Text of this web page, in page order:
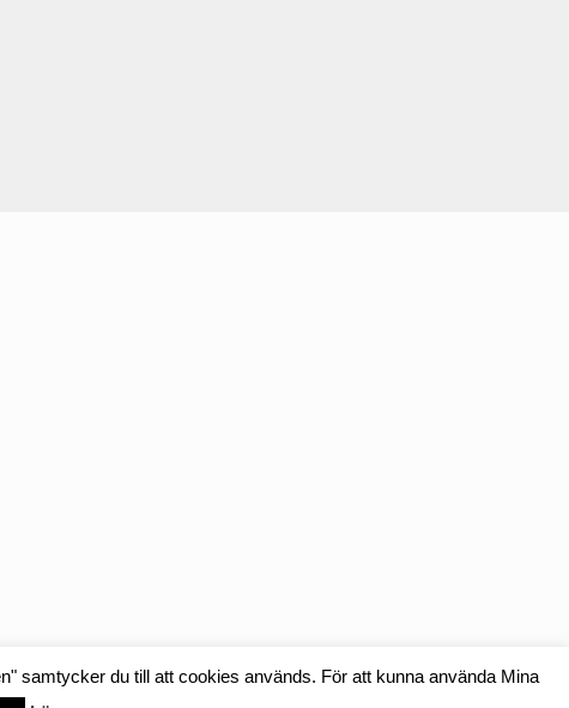
samtycker du till att cookies används. För att kunna använda Mina